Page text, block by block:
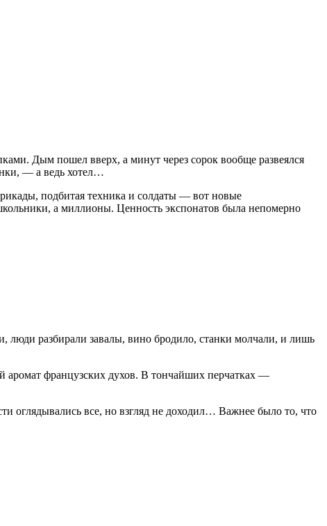
Дым пошел вверх, а минут через сорок вообще развеялся
— а ведь хотел…
подбитая техника и солдаты — вот новые
ки, а миллионы. Ценность экспонатов была непомерно
люди разбирали завалы, вино бродило, станки молчали, и лишь
аромат французских духов. В тончайших перчатках —
оглядывались все, но взгляд не доходил… Важнее было то, что